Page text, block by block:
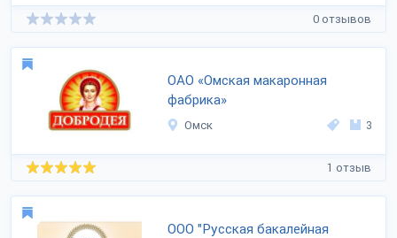
0 отзывов
ОАО «Омская макаронная
фабрика»
Омск 3
1 отзыв
ООО "Русская бакалейная